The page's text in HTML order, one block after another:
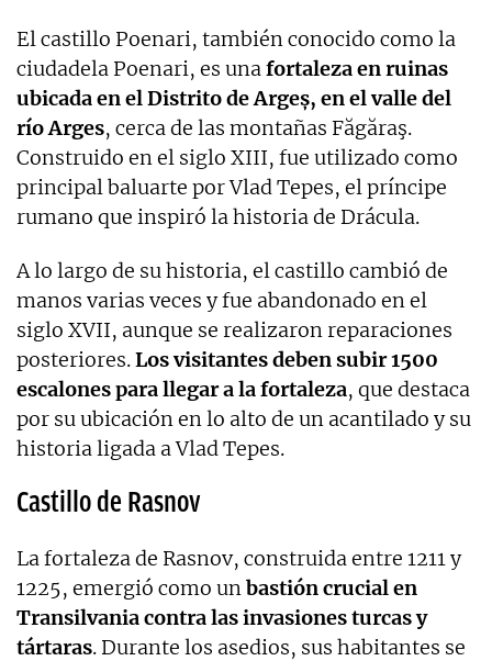
El castillo Poenari, también conocido como la
ciudadela Poenari, es unafortaleza en ruinas
ubicada en el Distrito de Argeș, en el valle del
río Arges, cerca de las montañas Făgăraş.
Construido en el siglo XIII, fue utilizado como
principal baluarte por Vlad Tepes, el príncipe
rumano que inspiró la historia de Drácula.
A lo largo de su historia, el castillo cambió de
manos varias veces y fue abandonado en el
siglo XVII, aunque se realizaron reparaciones
posteriores.Los visitantes deben subir 1500
escalones para llegar a la fortaleza, que destaca
por su ubicación en lo alto de un acantilado y su
historia ligada a Vlad Tepes.
Castillo de Rasnov
La fortaleza de Rasnov, construida entre 1211 y
1225, emergió como unbastión crucial en
Transilvania contra las invasiones turcas y
tártaras. Durante los asedios, sus habitantes se